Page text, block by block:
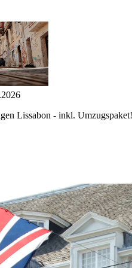
Lissabon - inkl. Umzugspaket!